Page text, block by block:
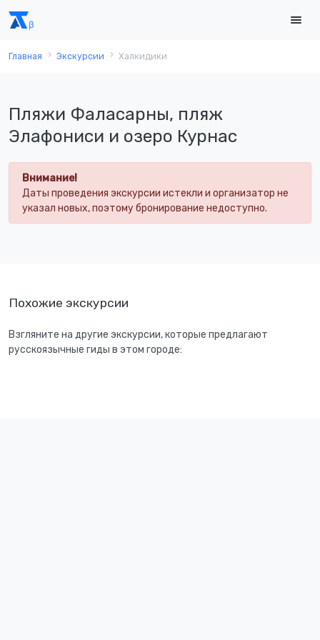
Главная Экскурсии Халкидики
Пляжи Фаласарны, пляж
Элафониси и озеро Курнас
Внимание!
Даты проведения экскурсии истекли и организатор не
указал новых, поэтому бронирование недоступно.
Похожие экскурсии
Взгляните на другие экскурсии, которые предлагают
русскоязычные гиды в этом городе: